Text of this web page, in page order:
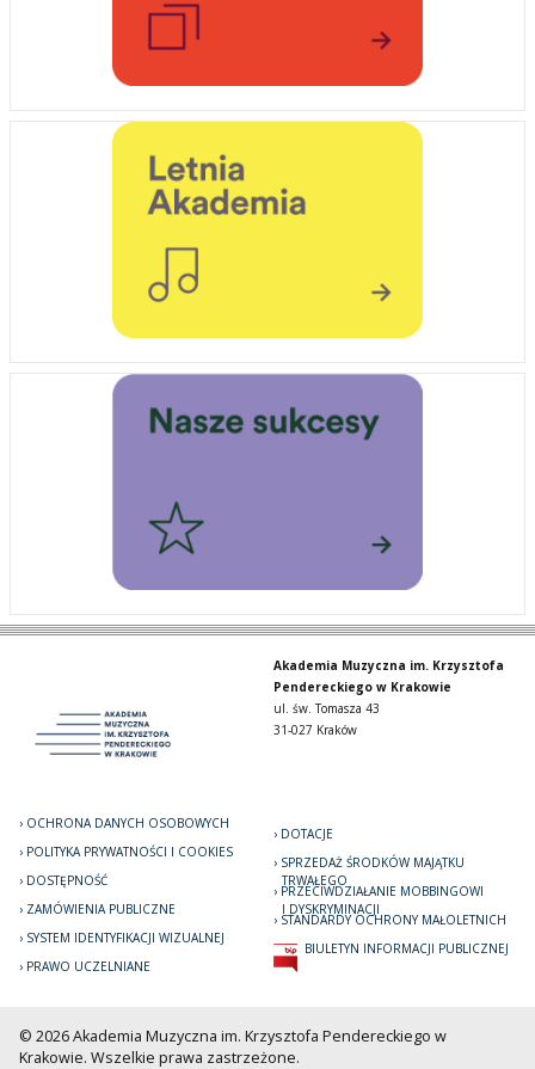
Akademia Muzyczna im. Krzysztofa
Pendereckiego w Krakowie
ul. św. Tomasza 43
31-027 Kraków
OCHRONA DANYCH OSOBOWYCH
POLITYKA PRYWATNOŚCI I COOKIES
DOSTĘPNOŚĆ
ZAMÓWIENIA PUBLICZNE
SYSTEM IDENTYFIKACJI WIZUALNEJ
PRAWO UCZELNIANE
DOTACJE
SPRZEDAŻ ŚRODKÓW MAJĄTKU
TRWAŁEGO
PRZECIWDZIAŁANIE MOBBINGOWI
I DYSKRYMINACJI
STANDARDY OCHRONY MAŁOLETNICH
BIULETYN INFORMACJI PUBLICZNEJ
© 2026 Akademia Muzyczna im. Krzysztofa Pendereckiego w
Krakowie. Wszelkie prawa zastrzeżone.